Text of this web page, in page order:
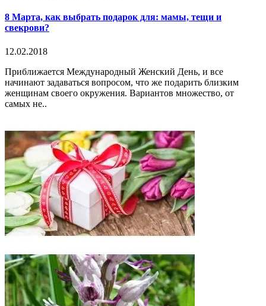
8 Марта, как выбрать подарок для: мамы, тещи и
свекрови?
12.02.2018
Приближается Международный Женский День, и все
начинают задаваться вопросом, что же подарить близким
женщинам своего окружения. Вариантов множество, от
самых не..